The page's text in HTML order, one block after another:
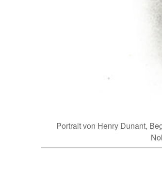
Portrait von Henry Dunant,